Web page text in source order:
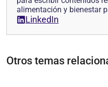
alimentación y bienestar
LinkedIn
Otros temas